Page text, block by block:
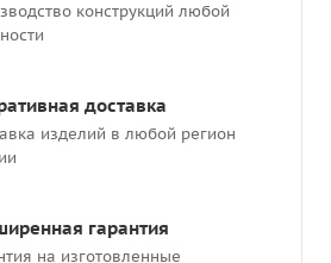
конструкций любой
доставка
изделий в любой регион
гарантия
на изготовленные